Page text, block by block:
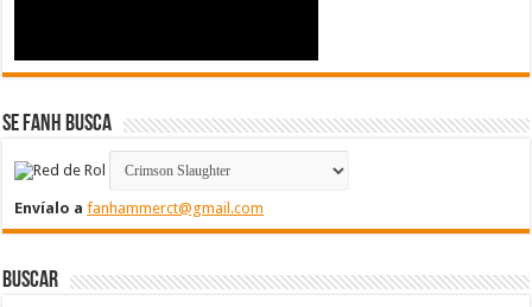
Se FanH Busca
Envíalo afanhammerct@gmail.com
Buscar